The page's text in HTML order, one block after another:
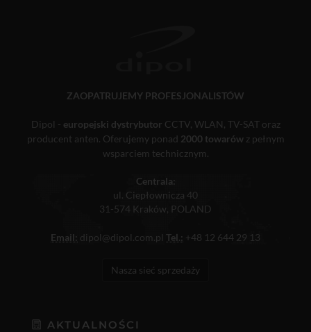
ZAOPATRUJEMY PROFESJONALISTÓW
Dipol - europejski dystrybutor CCTV, WLAN, TV-SAT oraz
producent anten. Oferujemy ponad 2000 towarówz pełnym
wsparciem technicznym.
Centrala:
ul. Ciepłownicza 40
31-574 Kraków, POLAND
Email: dipol@dipol.com.pl Tel.: +48 12 644 29 13
Nasza sieć sprzedaży
AKTUALNOŚCI